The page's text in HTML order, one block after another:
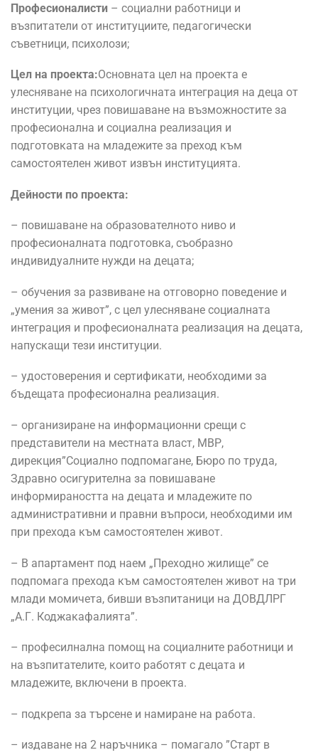
Професионалисти – социални работници и
възпитатели от институциите, педагогически
съветници, психолози;
Цел на проекта:Основната цел на проектa е
улесняване на психологичната интеграция на деца от
институции, чрез повишаване на възможностите за
професионална и социална реализация и
подготовката на младежите за преход към
самостоятелен живот извън институцията.
Дейности по проекта:
– повишаване на образователното ниво и
професионалната подготовка, съобразно
индивидуалните нужди на децата;
– обучения за развиване на отговорно поведение и
„умения за живот”, с цел улесняване социалната
интеграция и професионалната реализация на децата,
напускащи тези институции.
– удостоверения и сертификати, необходими за
бъдещата професионална реализация.
– организиране на информационни срещи с
представители на местната власт, МВР,
дирекция”Социално подпомагане, Бюро по труда,
Здравно осигурителна за повишаване
информираността на децата и младежите по
административни и правни въпроси, необходими им
при прехода към самостоятелен живот.
– В апартамент под наем „Преходно жилище” се
подпомага прехода към самостоятелен живот на три
млади момичета, бивши възпитаници на ДОВДЛРГ
„А.Г. Коджакафалията”.
– професилнална помощ на социалните работници и
на възпитателите, които работят с децата и
младежите, включени в проекта.
– подкрепа за търсене и намиране на работа.
– издаване на 2 наръчника – помагало ”Старт в